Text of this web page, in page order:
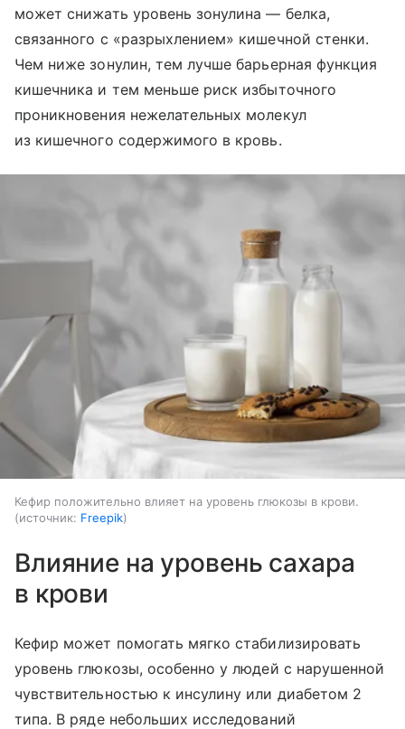
может снижать уровень зонулина — белка,
связанного с «разрыхлением» кишечной стенки.
Чем ниже зонулин, тем лучше барьерная функция
кишечника и тем меньше риск избыточного
проникновения нежелательных молекул
из кишечного содержимого в кровь.
Кефир положительно влияет на уровень глюкозы в крови.
источник: Freepik
Влияние на уровень сахара
в крови
Кефир может помогать мягко стабилизировать
уровень глюкозы, особенно у людей с нарушенной
чувствительностью к инсулину или диабетом 2
типа. В ряде небольших исследований